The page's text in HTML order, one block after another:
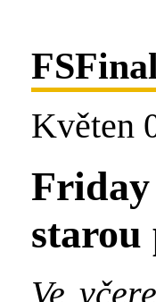
Květen
Ve